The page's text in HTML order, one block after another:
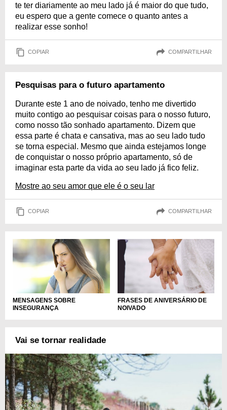
te ter diariamente ao meu lado já é maior do que tudo,
eu espero que a gente comece o quanto antes a
realizar esse sonho!
COPIAR COMPARTILHAR
Pesquisas para o futuro apartamento
Durante este 1 ano de noivado, tenho me divertido
muito contigo ao pesquisar coisas para o nosso futuro,
como nosso tão sonhado apartamento. Dizem que
essa parte é chata e cansativa, mas ao seu lado tudo
se torna especial. Mesmo que ainda estejamos longe
de conquistar o nosso próprio apartamento, só de
imaginar esta parte da vida ao seu lado já fico feliz.
Mostre ao seu amor que ele é o seu lar
COPIAR COMPARTILHAR
MENSAGENS SOBRE
INSEGURANÇA
FRASES DE ANIVERSÁRIO DE
NOIVADO
Vai se tornar realidade